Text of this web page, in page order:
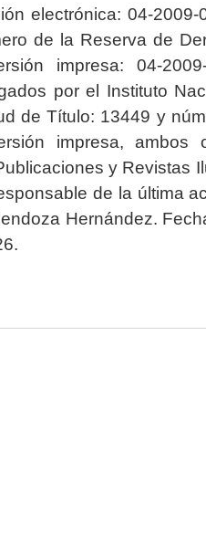
electrónica: 04-2009-
de la Reserva de
impresa: 04-2009-
por el Instituto
de Título: 13449 y
impresa, ambos
y Revistas
de la última
Hernández.